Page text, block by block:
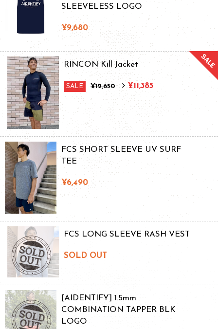
SLEEVELESS LOGO
¥9,680
RINCON Kill Jacket
SALE ¥12,650 ¥11,385
FCS SHORT SLEEVE UV SURF
TEE
¥6,490
FCS LONG SLEEVE RASH VEST
SOLD OUT
[AIDENTIFY] 1.5mm
COMBINATION TAPPER BLK
LOGO